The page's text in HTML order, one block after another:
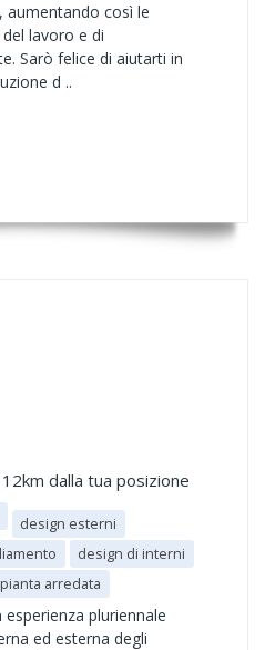
così le
lavoro e di
Sarò felice di aiutarti in
d ..
dalla tua posizione
design esterni
design di interni
pianta arredata
pluriennale
ed esterna degli